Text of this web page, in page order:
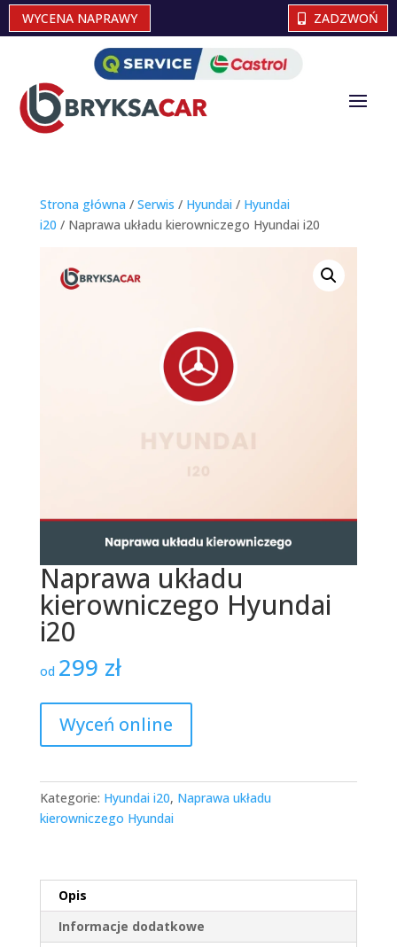
WYCENA NAPRAWY ZADZWOŃ
Strona główna / Serwis / Hyundai / Hyundai
i20 / Naprawa układu kierowniczego Hyundai i20
Naprawa układu
kierowniczego Hyundai
i20
od 299 zł
Wyceń online
Kategorie: Hyundai i20, Naprawa układu
kierowniczego Hyundai
Opis
Informacje dodatkowe